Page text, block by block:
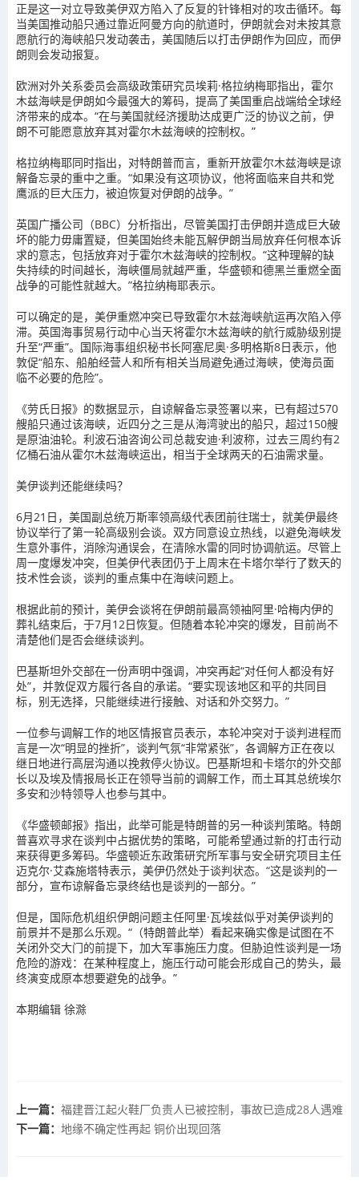
正是这一对立导致美伊双方陷入了反复的针锋相对的攻击循环。 每
当美国推动船只通过靠近阿曼方向的航道时，伊朗就会对未按其意
愿航行的海峡船只发动袭击，美国随后以打击伊朗作为回应，而伊
朗则会发动报复。
欧洲对外关系委员会高级政策研究员埃莉·格拉纳梅耶指出，霍尔
木兹海峡是伊朗如今最强大的筹码，提高了美国重启战端给全球经
济带来的成本。“在与美国就经济援助达成更广泛的协议之前，伊
朗不可能愿意放弃其对霍尔木兹海峡的控制权。”
格拉纳梅耶同时指出，对特朗普而言，重新开放霍尔木兹海峡是谅
解备忘录的重中之重。“如果没有这项协议，他将面临来自共和党
鹰派的巨大压力，被迫恢复对伊朗的战争。”
英国广播公司（BBC）分析指出，尽管美国打击伊朗并造成巨大破
坏的能力毋庸置疑，但美国始终未能瓦解伊朗当局放弃任何根本诉
求的意志，包括放弃对于霍尔木兹海峡的控制权。“这种理解的缺
失持续的时间越长，海峡僵局就越严重，华盛顿和德黑兰重燃全面
战争的可能性就越大。”格拉纳梅耶表示。
可以确定的是，美伊重燃冲突已导致霍尔木兹海峡航运再次陷入停
滞。英国海事贸易行动中心当天将霍尔木兹海峡的航行威胁级别提
升至“严重”。国际海事组织秘书长阿塞尼奥·多明格斯8日表示，他
敦促“船东、船舶经营人和所有相关当局避免通过海峡，使海员面
临不必要的危险”。
《劳氏日报》的数据显示，自谅解备忘录签署以来，已有超过570
艘船只通过该海峡，近四分之三是从海湾驶出的船只，超过150艘
是原油油轮。利波石油咨询公司总裁安迪·利波称，过去三周约有2
亿桶石油从霍尔木兹海峡运出，相当于全球两天的石油需求量。
美伊谈判还能继续吗？
6月21日，美国副总统万斯率领高级代表团前往瑞士，就美伊最终
协议举行了第一轮高级别会谈。双方同意设立热线，以避免海峡发
生意外事件，消除沟通误会，在清除水雷的同时协调航运。尽管上
周一度爆发冲突，但美伊代表团仍于上周末在卡塔尔举行了数天的
技术性会谈，谈判的重点集中在海峡问题上。
根据此前的预计，美伊会谈将在伊朗前最高领袖阿里·哈梅内伊的
葬礼结束后，于7月12日恢复。但随着本轮冲突的爆发，目前尚不
清楚他们是否会继续谈判。
巴基斯坦外交部在一份声明中强调，冲突再起“对任何人都没有好
处”，并敦促双方履行各自的承诺。“要实现该地区和平的共同目
标，别无选择，只能继续进行接触、对话和外交努力。”
一位参与调解工作的地区情报官员表示，本轮冲突对于谈判进程而
言是一次“明显的挫折”，谈判气氛“非常紧张”，各调解方正在夜以
继日地进行高层沟通以挽救停火协议。巴基斯坦和卡塔尔的外交部
长以及埃及情报局长正在领导当前的调解工作，而土耳其总统埃尔
多安和沙特领导人也参与其中。
《华盛顿邮报》指出，此举可能是特朗普的另一种谈判策略。 特朗
普喜欢寻求在谈判中占据优势的策略，可能希望通过新的打击行动
来获得更多筹码。 华盛顿近东政策研究所军事与安全研究项目主任
迈克尔·艾森施塔特表示，美伊仍然处于谈判状态。“这是谈判的一
部分， 宣布谅解备忘录终结也是谈判的一部分。 ”
但是，国际危机组织伊朗问题主任阿里·瓦埃兹似乎对美伊谈判的
前景并不是那么乐观。“（特朗普此举）看起来确实像是试图在不
关闭外交大门的前提下，加大军事施压力度。但胁迫性谈判是一场
危险的游戏：在某种程度上，施压行动可能会形成自己的势头，最
终演变成原本想要避免的战争。”
本期编辑 徐滁
上一篇： 福建晋江起火鞋厂负责人已被控制，事故已造成28人遇难
下一篇： 地缘不确定性再起 铜价出现回落